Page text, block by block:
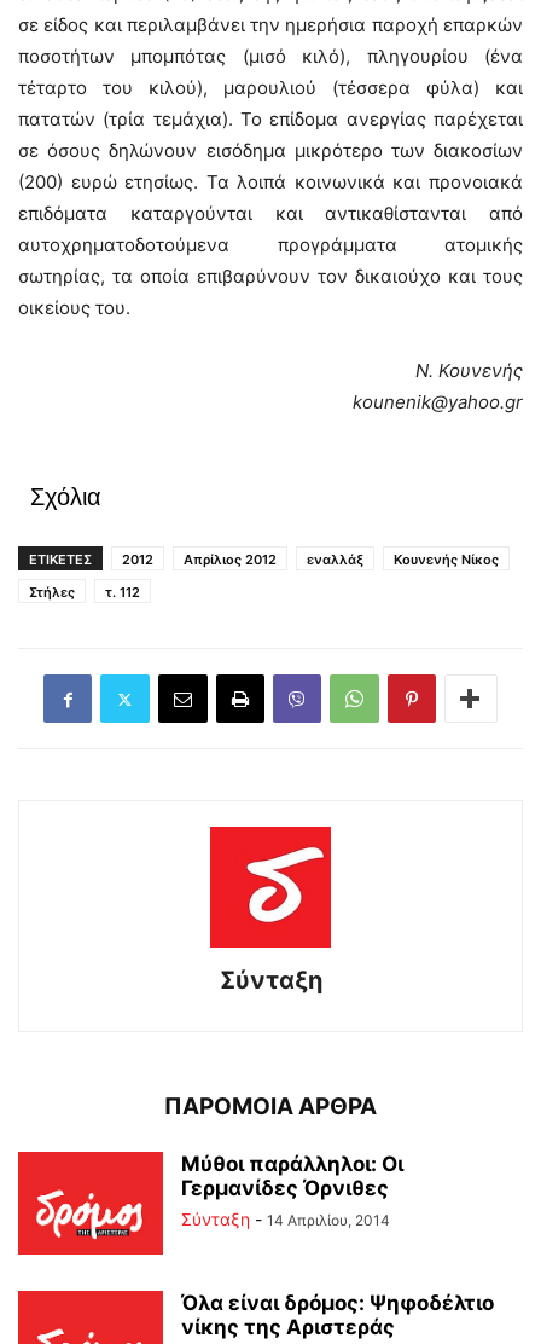
σε είδος και περιλαμβάνει την ημερήσια παροχή επαρκών
ποσοτήτων μπομπότας (μισό κιλό), πληγουρίου (ένα
τέταρτο του κιλού), μαρουλιού (τέσσερα φύλα) και
πατατών (τρία τεμάχια). Το επίδομα ανεργίας παρέχεται
σε όσους δηλώνουν εισόδημα μικρότερο των διακοσίων
(200) ευρώ ετησίως. Τα λοιπά κοινωνικά και προνοιακά
επιδόματα καταργούνται και αντικαθίστανται από
αυτοχρηματοδοτούμενα προγράμματα ατομικής
σωτηρίας, τα οποία επιβαρύνουν τον δικαιούχο και τους
οικείους του.
Ν. Κουνενής
kounenik@yahoo.gr
Σχόλια
ΕΤΙΚΕΤΕΣ 2012 Απρίλιος 2012 εναλλάξ
Κουνενής Νίκος
Στήλες
τ. 112
Σύνταξη
ΠΑΡΟΜΟΙΑ ΑΡΘΡΑ
Μύθοι παράλληλοι: Οι
Γερμανίδες Όρνιθες
Σύνταξη - 14 Απριλίου, 2014
Όλα είναι δρόμος: Ψηφοδέλτιο
νίκης της Αριστεράς